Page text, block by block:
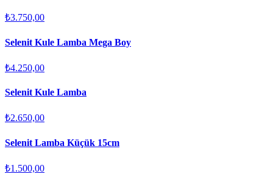
₺3.750,00
Selenit Kule Lamba Mega Boy
₺4.250,00
Selenit Kule Lamba
₺2.650,00
Selenit Lamba Küçük 15cm
₺1.500,00